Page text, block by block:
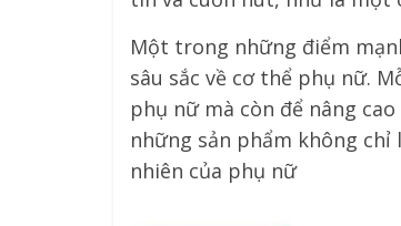
Một trong những điểm
sâu sắc về cơ thể phụ nữ.
phụ nữ mà còn để nâng
những sản phẩm không
nhiên của phụ nữ